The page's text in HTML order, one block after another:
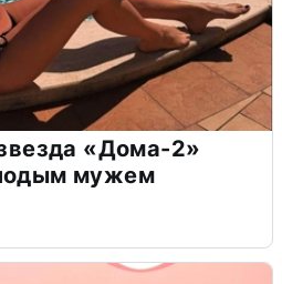
«Дома-2»
мужем